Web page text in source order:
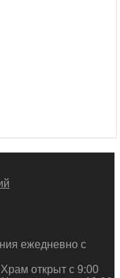
ежедневно с
открыт с 9:00